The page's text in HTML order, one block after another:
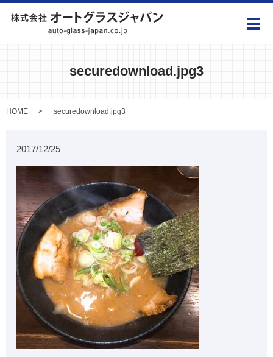
メ
securedownload.jpg3
HOME securedownload.jpg3
2017/12/25